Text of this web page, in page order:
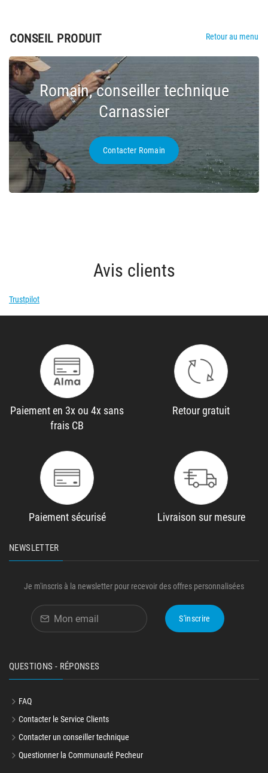
CONSEIL PRODUIT Retour au menu
Romain, conseiller technique
Carnassier
Contacter Romain
Avis clients
Trustpilot
Paiement en 3x ou 4x sans
frais CB
Retour gratuit
Paiement sécurisé Livraison sur mesure
NEWSLETTER
Je m'inscris à la newsletter pour recevoir des offres personnalisées
S'inscrire
QUESTIONS - RÉPONSES
FAQ
Contacter le Service Clients
Contacter un conseiller technique
Questionner la Communauté Pecheur